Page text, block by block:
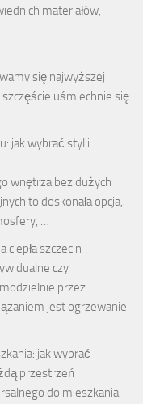
materiałów,
się najwyższej
uśmiechnie się
jak wybrać styl i
wnętrza bez dużych
to doskonała opcja,
…
ciepła szczecin
czy
przez
jest ogrzewanie
jak wybrać
przestrzeń
do mieszkania